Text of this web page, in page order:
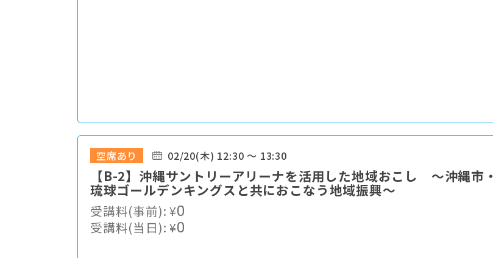
空席あり 02/20(木) 12:30 ～ 13:30
【B-2】沖縄サントリーアリーナを活用した地域おこし ～沖縄市・
琉球ゴールデンキングスと共におこなう地域振興～
受講料(事前):¥0
受講料(当日):¥0